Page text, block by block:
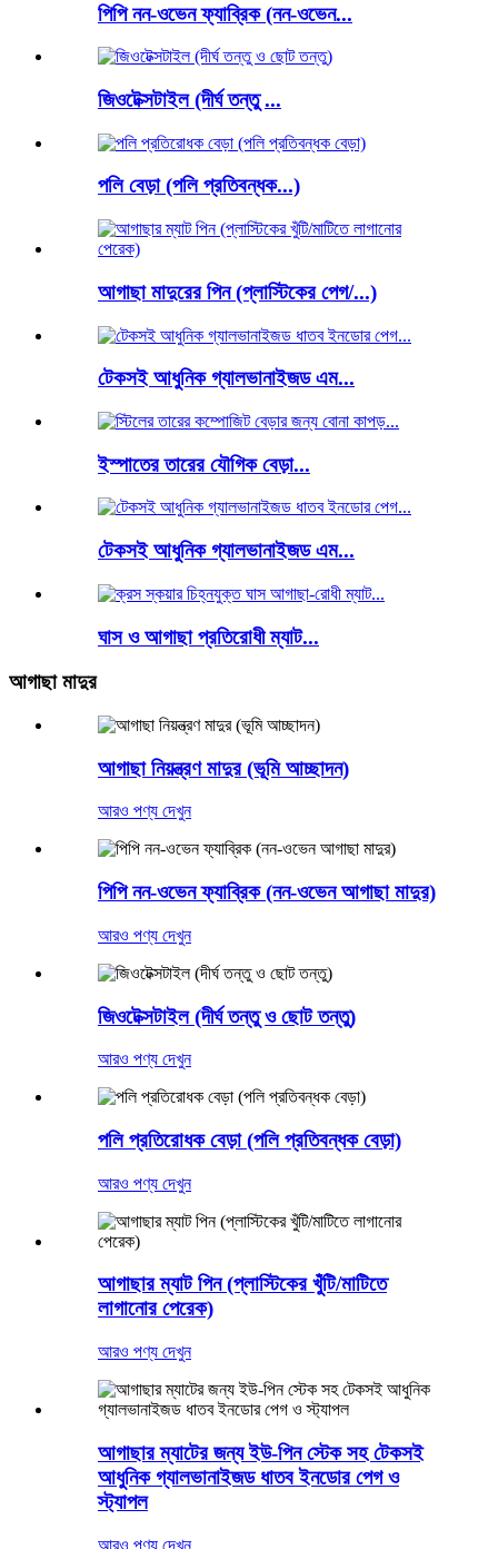
পিপি নন-ওভেন ফ্যাব্রিক (নন-ওভেন...
জিওটেক্সটাইল (দীর্ঘ তন্তু ...
পলি বেড়া (পলি প্রতিবন্ধক...)
আগাছা মাদুরের পিন (প্লাস্টিকের পেগ/...)
টেকসই আধুনিক গ্যালভানাইজড এম...
ইস্পাতের তারের যৌগিক বেড়া...
টেকসই আধুনিক গ্যালভানাইজড এম...
ঘাস ও আগাছা প্রতিরোধী ম্যাট...
আগাছা মাদুর
আগাছা নিয়ন্ত্রণ মাদুর (ভূমি আচ্ছাদন)
আরও পণ্য দেখুন
পিপি নন-ওভেন ফ্যাব্রিক (নন-ওভেন আগাছা মাদুর)
আরও পণ্য দেখুন
জিওটেক্সটাইল (দীর্ঘ তন্তু ও ছোট তন্তু)
আরও পণ্য দেখুন
পলি প্রতিরোধক বেড়া (পলি প্রতিবন্ধক বেড়া)
আরও পণ্য দেখুন
আগাছার ম্যাট পিন (প্লাস্টিকের খুঁটি/মাটিতে
লাগানোর পেরেক)
আরও পণ্য দেখুন
আগাছার ম্যাটের জন্য ইউ-পিন স্টেক সহ টেকসই
আধুনিক গ্যালভানাইজড ধাতব ইনডোর পেগ ও
স্ট্যাপল
আরও পণ্য দেখুন